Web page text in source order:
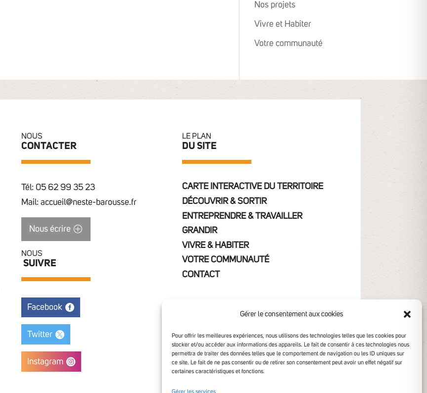
Gérer le consentement aux cookies
Pour offrir les meilleures expériences, nous utilisons des technologies telles que les cookies pour
stocker et/ou accéder aux informations des appareils. Le fait de consentir à ces technologies nous
permettra de traiter des données telles que le comportement de navigation ou les ID uniques sur
ce site. Le fait de ne pas consentir ou de retirer son consentement peut avoir un effet négatif sur
certaines caractéristiques et fonctions.
Nos projets
Vivre et Habiter
Votre communauté
NOUS
CONTACTER
Tél: 05 62 99 35 23
Mail: accueil@neste-barousse.fr
Nous écrire
NOUS
SUIVRE
Facebook
Twitter
Instagram
LE PLAN
DU SITE
CARTE INTERACTIVE DU TERRITOIRE
DÉCOUVRIR & SORTIR
ENTREPRENDRE & TRAVAILLER
GRANDIR
VIVRE & HABITER
VOTRE COMMUNAUTÉ
CONTACT